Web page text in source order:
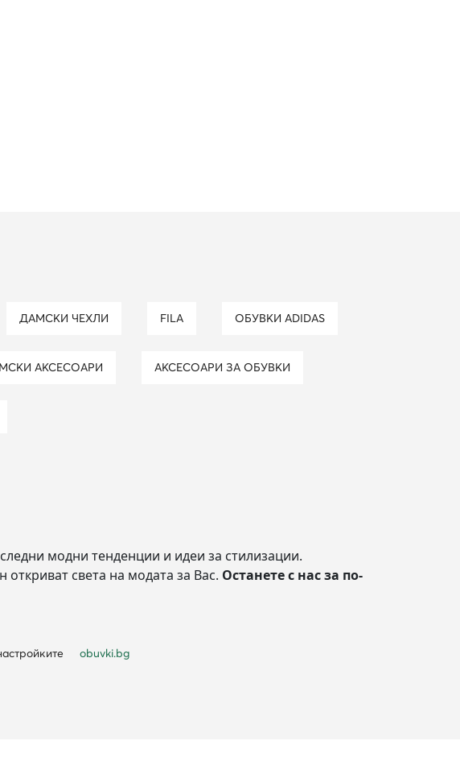
ДАМСКИ ЧЕХЛИ FILA ОБУВКИ ADIDAS
АКСЕСОАРИ АКСЕСОАРИ ЗА ОБУВКИ
модни тенденции и идеи за стилизации.
света на модата за Вас. Останете с нас за по-
obuvki.bg